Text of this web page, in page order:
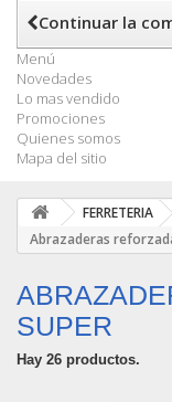
Continuar la
Menú
Novedades
Lo mas vendido
Promociones
Quienes somos
Mapa del sitio
FERRETERIA
Abrazaderas
SUPER
Hay 26 productos.